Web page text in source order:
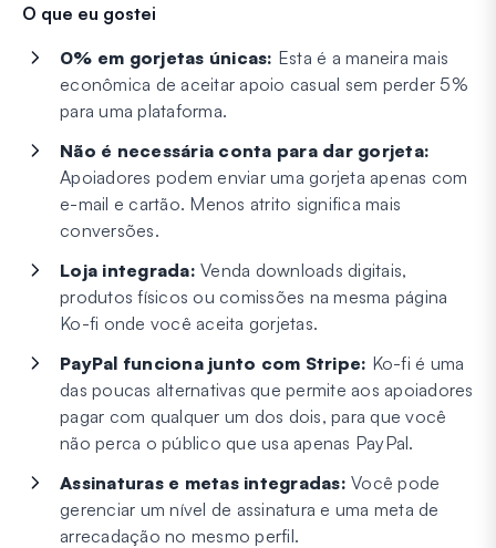
O que eu gostei
0% em gorjetas únicas: Esta é a maneira mais
econômica de aceitar apoio casual sem perder 5%
para uma plataforma.
Não é necessária conta para dar gorjeta:
Apoiadores podem enviar uma gorjeta apenas com
e-mail e cartão. Menos atrito significa mais
conversões.
Loja integrada: Venda downloads digitais,
produtos físicos ou comissões na mesma página
Ko-fi onde você aceita gorjetas.
PayPal funciona junto com Stripe: Ko-fi é uma
das poucas alternativas que permite aos apoiadores
pagar com qualquer um dos dois, para que você
não perca o público que usa apenas PayPal.
Assinaturas e metas integradas: Você pode
gerenciar um nível de assinatura e uma meta de
arrecadação no mesmo perfil.